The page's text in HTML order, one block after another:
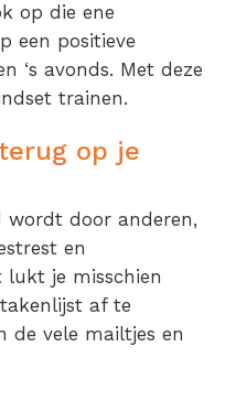
op die ene
een positieve
‘s avonds. Met deze
trainen.
op je
wordt door anderen,
en
je misschien
af te
de vele mailtjes en